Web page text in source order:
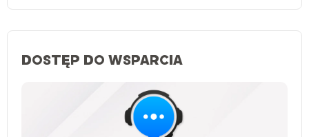
DOSTĘP DO WSPARCIA